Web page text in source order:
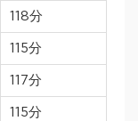
118分
115分
117分
115分